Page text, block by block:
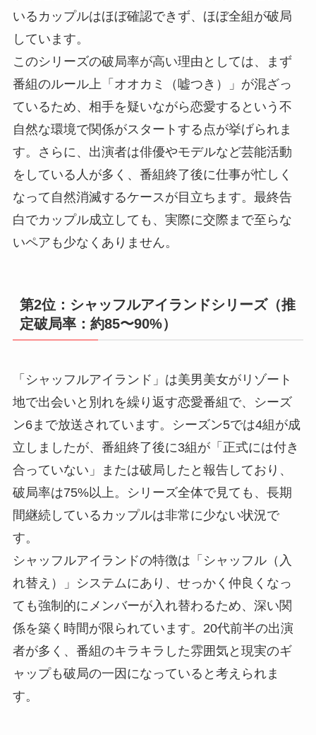
いるカップルはほぼ確認できず、ほぼ全組が破局
しています。
このシリーズの破局率が高い理由としては、まず
番組のルール上「オオカミ（嘘つき）」が混ざっ
ているため、相手を疑いながら恋愛するという不
自然な環境で関係がスタートする点が挙げられま
す。さらに、出演者は俳優やモデルなど芸能活動
をしている人が多く、番組終了後に仕事が忙しく
なって自然消滅するケースが目立ちます。最終告
白でカップル成立しても、実際に交際まで至らな
いペアも少なくありません。
第2位：シャッフルアイランドシリーズ（推
定破局率：約85〜90%）
「シャッフルアイランド」は美男美女がリゾート
地で出会いと別れを繰り返す恋愛番組で、シーズ
ン6まで放送されています。シーズン5では4組が成
立しましたが、番組終了後に3組が「正式には付き
合っていない」または破局したと報告しており、
破局率は75%以上。シリーズ全体で見ても、長期
間継続しているカップルは非常に少ない状況で
す。
シャッフルアイランドの特徴は「シャッフル（入
れ替え）」システムにあり、せっかく仲良くなっ
ても強制的にメンバーが入れ替わるため、深い関
係を築く時間が限られています。20代前半の出演
者が多く、番組のキラキラした雰囲気と現実のギ
ャップも破局の一因になっていると考えられま
す。